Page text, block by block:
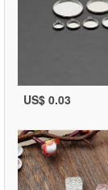
US$ 0.03